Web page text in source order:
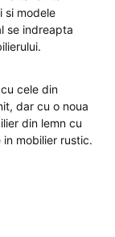
si modele
se indreapta
cele din
dar cu o noua
din lemn cu
mobilier rustic.